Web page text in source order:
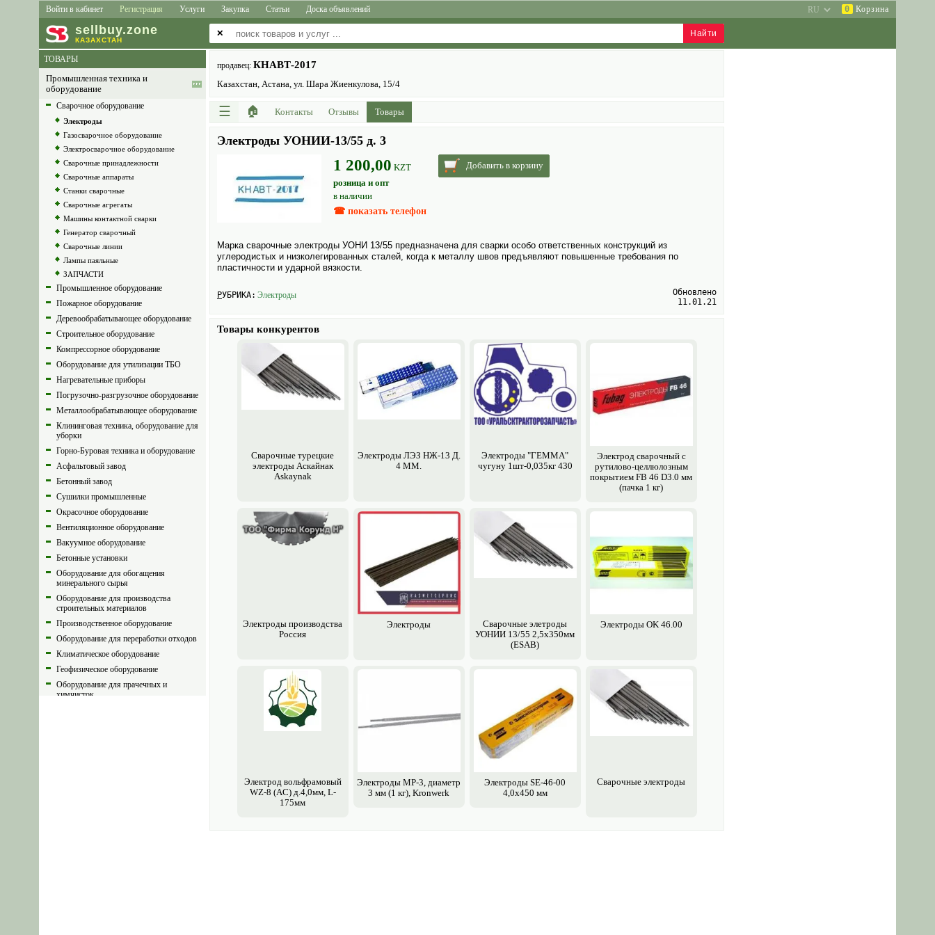
Войти в кабинет Регистрация Услуги Закупка Статьи Доска объявлений 0 Корзина
sell buy.zone
КАЗАХСТАН
✕
ТОВАРЫ
Промышленная техника и
оборудование
Сварочное оборудование
Электроды
Газосварочное оборудование
Электросварочное оборудование
Сварочные принадлежности
Сварочные аппараты
Станки сварочные
Сварочные агрегаты
Машины контактной сварки
Генератор сварочный
Сварочные линии
Лампы паяльные
ЗАПЧАСТИ
Промышленное оборудование
Пожарное оборудование
Деревообрабатывающее оборудование
Строительное оборудование
Компрессорное оборудование
Оборудование для утилизации ТБО
Нагревательные приборы
Погрузочно-разгрузочное оборудование
Металлообрабатывающее оборудование
Клининговая техника, оборудование для
уборки
Горно-Буровая техника и оборудование
Асфальтовый завод
Бетонный завод
Сушилки промышленные
Окрасочное оборудование
Вентиляционное оборудование
Вакуумное оборудование
Бетонные установки
Оборудование для обогащения
минерального сырья
Оборудование для производства
строительных материалов
Производственное оборудование
Оборудование для переработки отходов
Климатическое оборудование
Геофизическое оборудование
Оборудование для прачечных и
химчисток
продавец: КНАВТ-2017
Казахстан, Астана, ул. Шара Жиенкулова, 15/4
☰ 🏠 Контакты Отзывы Товары
Электроды УОНИИ-13/55 д. 3
1 200,00 KZT
розница и опт
в наличии
☎ показать телефон
Добавить в корзину
Марка сварочные электро­ды УОНИ 13/55 предназна­чена для сварки особо ответственных конструкций из
углеродистых и низколегированных сталей, когда к металлу швов предъявляют повышенные требования по
пластичности и ударной вязкости.
РУБРИКА: Электро­ды
Обновлено
11.01.21
Товары конкурентов
Сварочные турецкие
электро­ды Аскайнак
Askaynak
Электро­ды ЛЭЗ НЖ-13 Д.
4 ММ.
Электро­ды "ГЕММА"
чугуну 1шт-0,035кг 430
Электрод сварочный с
рутилово-целлюлозным
покрытием FB 46 D3.0 мм
(пачка 1 кг)
Электро­ды производства
Россия
Электро­ды
Сварочные элетроды
УОНИИ 13/55 2,5х350мм
(ESAB)
Электро­ды OK 46.00
Электрод вольфрамовый
WZ-8 (AC) д.4,0мм, L-
175мм
Электро­ды MP-3, диаметр
3 мм (1 кг), Kronwerk
Электро­ды SE-46-00
4,0х450 мм
Сварочные электро­ды